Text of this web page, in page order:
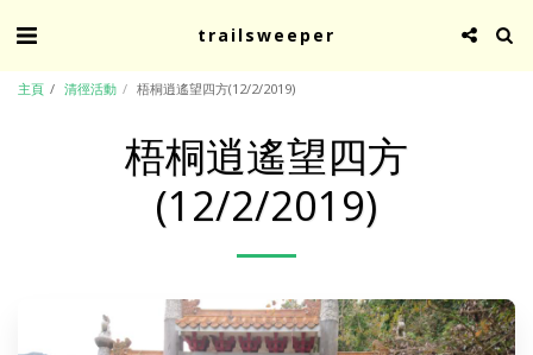
trailsweeper
主頁 清徑活動 梧桐逍遙望四方(12/2/2019)
梧桐逍遙望四方
(12/2/2019)